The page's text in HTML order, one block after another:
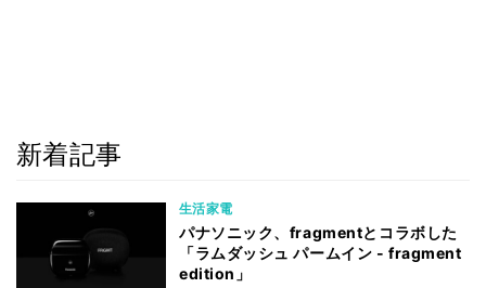
新着記事
生活家電
パナソニック、fragmentとコラボした
「ラムダッシュ パームイン - fragment
edition」